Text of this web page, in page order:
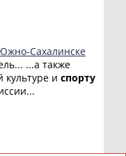
Сахалинске
...а также
и спорту